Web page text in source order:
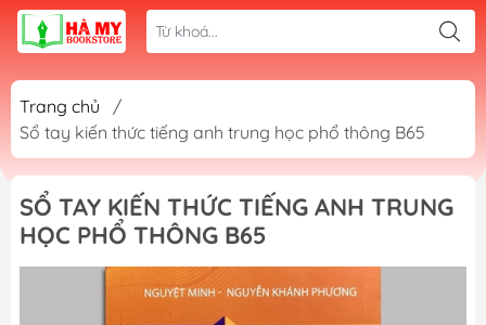
Trang chủ
/
Sổ tay kiến thức tiếng anh trung học phổ thông B65
SỔ TAY KIẾN THỨC TIẾNG ANH TRUNG
HỌC PHỔ THÔNG B65